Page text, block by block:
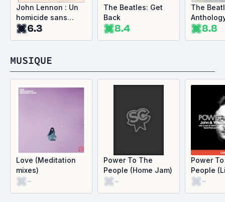
John Lennon : Un
homicide sans
procès
6.3
The Beatles: Get
Back
8.4
The
8.8
MUSIQUE
Love (Meditation
mixes)
-
Power To The
People (Home Jam)
-
Power
People
-